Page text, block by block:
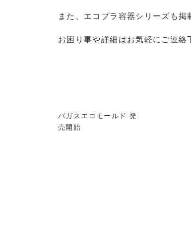
また、エコプラ容器シリーズも掲
お困り事や詳細はお気軽にご連絡
バガスエコモールド 発
売開始